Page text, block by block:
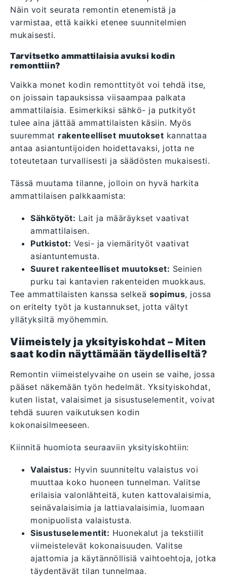
Näin voit seurata remontin etenemistä ja
varmistaa, että kaikki etenee suunnitelmien
mukaisesti.
Tarvitsetko ammattilaisia avuksi kodin
remonttiin?
Vaikka monet kodin remonttityöt voi tehdä itse,
on joissain tapauksissa viisaampaa palkata
ammattilaisia. Esimerkiksi sähkö- ja putkityöt
tulee aina jättää ammattilaisten käsiin. Myös
suuremmat rakenteelliset muutokset kannattaa
antaa asiantuntijoiden hoidettavaksi, jotta ne
toteutetaan turvallisesti ja säädösten mukaisesti.
Tässä muutama tilanne, jolloin on hyvä harkita
ammattilaisen palkkaamista:
Sähkötyöt: Lait ja määräykset vaativat
ammattilaisen.
Putkistot: Vesi- ja viemärityöt vaativat
asiantuntemusta.
Suuret rakenteelliset muutokset: Seinien
purku tai kantavien rakenteiden muokkaus.
Tee ammattilaisten kanssa selkeä sopimus, jossa
on eritelty työt ja kustannukset, jotta vältyt
yllätyksiltä myöhemmin.
Viimeistely ja yksityiskohdat – Miten
saat kodin näyttämään täydelliseltä?
Remontin viimeistelyvaihe on usein se vaihe, jossa
pääset näkemään työn hedelmät. Yksityiskohdat,
kuten listat, valaisimet ja sisustuselementit, voivat
tehdä suuren vaikutuksen kodin
kokonaisilmeeseen.
Kiinnitä huomiota seuraaviin yksityiskohtiin:
Valaistus: Hyvin suunniteltu valaistus voi
muuttaa koko huoneen tunnelman. Valitse
erilaisia valonlähteitä, kuten kattovalaisimia,
seinävalaisimia ja lattiavalaisimia, luomaan
monipuolista valaistusta.
Sisustuselementit: Huonekalut ja tekstiilit
viimeistelevät kokonaisuuden. Valitse
ajattomia ja käytännöllisiä vaihtoehtoja, jotka
täydentävät tilan tunnelmaa.